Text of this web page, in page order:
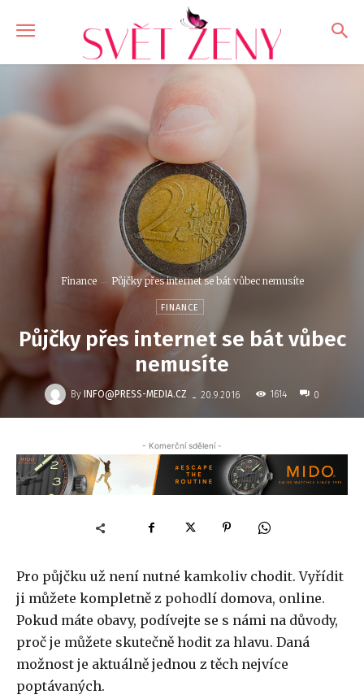
Finance Půjčky přes internet se bát vůbec nemusíte
FINANCE
Půjčky přes internet se bát vůbec
nemusíte
By INFO@PRESS-MEDIA.CZ - 20.9.2016 1614 0
- Komerční sdělení -
Pro půjčku už není nutné kamkoliv chodit. Vyřídit
ji můžete kompletně z pohodlí domova, online.
Pokud máte obavy, podívejte se s námi na důvody,
proč je můžete skutečně hodit za hlavu. Daná
možnost je aktuálně jednou z těch nejvíce
poptávaných.